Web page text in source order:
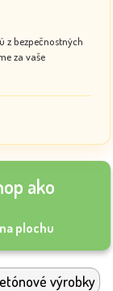
z bezpečnostných
za vaše
ako
plochu
výrobky